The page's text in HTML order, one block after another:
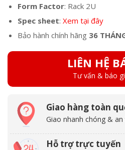
Form Factor: Rack 2U
Spec sheet: Xem tại đây
Bảo hành chính hãng 36
LIÊN HỆ
Tư vấn & báo
Giao hàng toàn
Giao nhanh chóng &
Hỗ trợ trực tuyến